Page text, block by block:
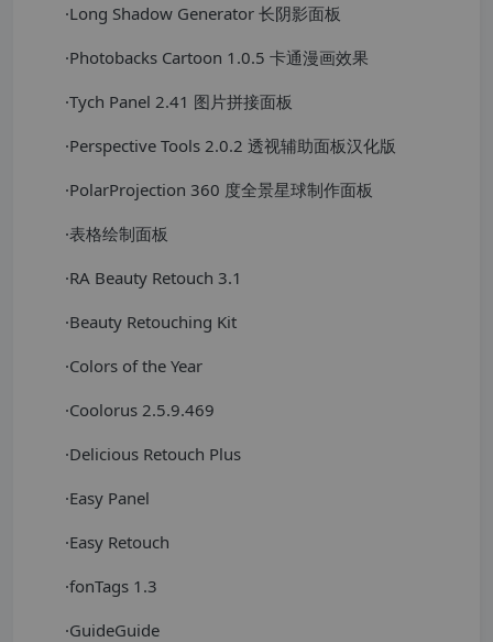
·Long Shadow Generator 长阴影面板
·Photobacks Cartoon 1.0.5 卡通漫画效果
·Tych Panel 2.41 图片拼接面板
·Perspective Tools 2.0.2 透视辅助面板汉化版
·PolarProjection 360 度全景星球制作面板
·表格绘制面板
·RA Beauty Retouch 3.1
·Beauty Retouching Kit
·Colors of the Year
·Coolorus 2.5.9.469
·Delicious Retouch Plus
·Easy Panel
·Easy Retouch
·fonTags 1.3
·GuideGuide